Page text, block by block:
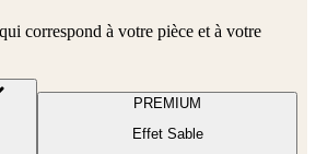
correspond à votre pièce et à votre
PREMIUM
Effet Sable